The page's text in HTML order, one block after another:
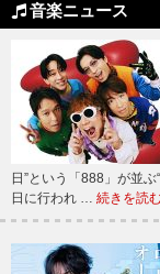
音楽ニュース
日”という「888」が並
日に行われ … 続きを読